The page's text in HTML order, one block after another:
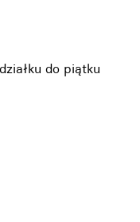
do piątku